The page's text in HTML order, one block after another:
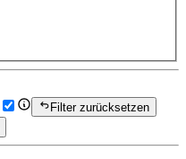
Filter zurücksetzen